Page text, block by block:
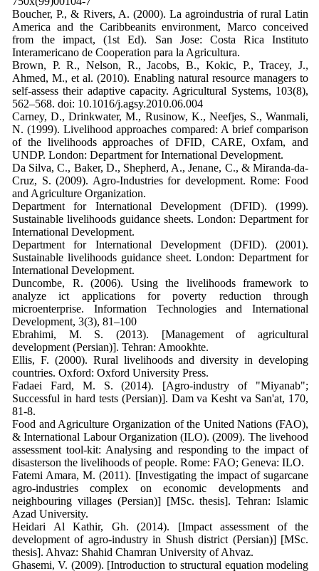
Boucher, P., & Rivers, A. (2000). La agroindustria of rural Latin
America and the Caribbeanits environment, Marco conceived
from the impact, (1st Ed). San Jose: Costa Rica Instituto
Interamericano de Cooperation para la Agricultura.
Brown, P. R., Nelson, R., Jacobs, B., Kokic, P., Tracey, J.,
Ahmed, M., et al. (2010). Enabling natural resource managers to
self-assess their adaptive capacity. Agricultural Systems, 103(8),
562–568. doi: 10.1016/j.agsy.2010.06.004
Carney, D., Drinkwater, M., Rusinow, K., Neefjes, S., Wanmali,
N. (1999). Livelihood approaches compared: A brief comparison
of the livelihoods approaches of DFID, CARE, Oxfam, and
UNDP. London: Department for International Development.
Da Silva, C., Baker, D., Shepherd, A., Jenane, C., & Miranda-da-
Cruz, S. (2009). Agro-Industries for development. Rome: Food
and Agriculture Organization.
Department for International Development (DFID). (1999).
Sustainable livelihoods guidance sheets. London: Department for
International Development.
Department for International Development (DFID). (2001).
Sustainable livelihoods guidance sheet. London: Department for
International Development.
Duncombe, R. (2006). Using the livelihoods framework to
analyze ict applications for poverty reduction through
microenterprise. Information Technologies and International
Development, 3(3), 81–100
Ebrahimi, M. S. (2013). [Management of agricultural
development (Persian)]. Tehran: Amookhte.
Ellis, F. (2000). Rural livelihoods and diversity in developing
countries. Oxford: Oxford University Press.
Fadaei Fard, M. S. (2014). [Agro-industry of "Miyanab";
Successful in hard tests (Persian)]. Dam va Kesht va San'at, 170,
81-8.
Food and Agriculture Organization of the United Nations (FAO),
& International Labour Organization (ILO). (2009). The livehood
assessment tool-kit: Analysing and responding to the impact of
disasterson the livelihoods of people. Rome: FAO; Geneva: ILO.
Fatemi Amara, M. (2011). [Investigating the impact of sugarcane
agro-industries complex on economic developments and
neighbouring villages (Persian)] [MSc. thesis]. Tehran: Islamic
Azad University.
Heidari Al Kathir, Gh. (2014). [Impact assessment of the
development of agro-industry in Shush district (Persian)] [MSc.
thesis]. Ahvaz: Shahid Chamran University of Ahvaz.
Ghasemi, V. (2009). [Introduction to structural equation modeling